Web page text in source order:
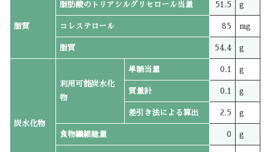
脂質
脂肪酸のトリアシルグリセロール当量 51.5 g
コレステロール 85 mg
脂質 54.4 g
炭水化物
利用可能炭水化
物
単糖当量 0.1 g
質量計 0.1 g
差引き法による算出 2.5 g
食物繊維総量 0 g